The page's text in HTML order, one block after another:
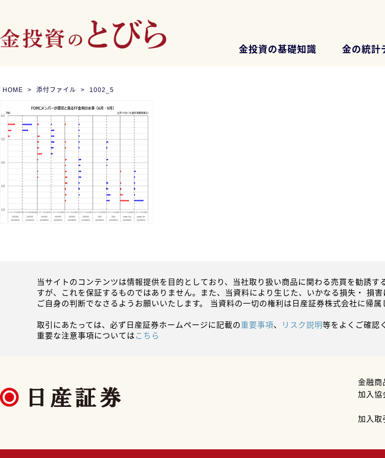
金投資の基礎知識 金の統計
HOME 添付ファイル 1002_5
当サイトのコンテンツは情報提供を目的としており、当社取り扱い商品に関わる売買を勧誘
すが、これを保証するものではありません。また、当資料により生じた、いかなる損失・ 損
ご自身の判断でなさるようお願いいたします。 当資料の一切の権利は日産証券株式会社に帰属
取引にあたっては、必ず日産証券ホームページに記載の重要事項、 リスク説明等をよくご確認
重要な注意事項についてはこちら
金融
加入協
加入取